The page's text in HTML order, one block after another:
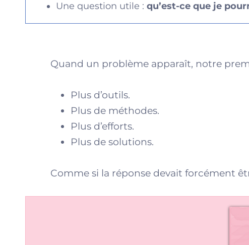
Une question utile : qu’est-ce que je
Quand un problème apparaît, notre
Plus d’outils.
Plus de méthodes.
Plus d’efforts.
Plus de solutions.
Comme si la réponse devait forcément